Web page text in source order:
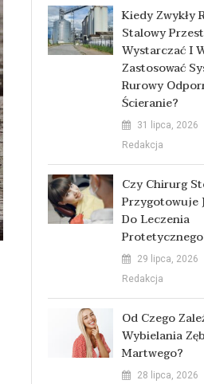
Kiedy Zwykły
Stalowy
Wystarczać I
Zastosować
Rurowy
Ścieranie?
31 lipca, 2026
Redakcja
Czy Chirurg
Przygotowuje
Do Leczenia
29 lipca, 2026
Redakcja
Od Czego
Wybielania
Martwego?
28 lipca, 2026